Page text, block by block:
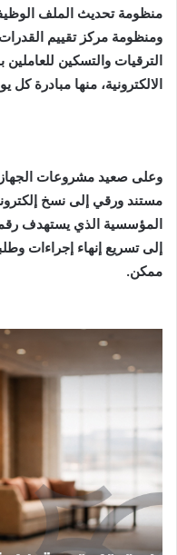
منظومة تحديث الملف
ومنظومة مركز تقييم
الترقيات والتسكين
الالكترونية، منها مبادرة
مستند ورقي إلى نسخ
المؤسسية الذي يستهدف
إلى تسريع إنهاء إجراءات
ممكن.